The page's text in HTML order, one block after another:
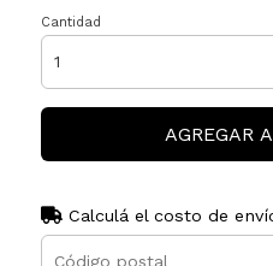
Cantidad
AGREGAR
Calculá el costo de